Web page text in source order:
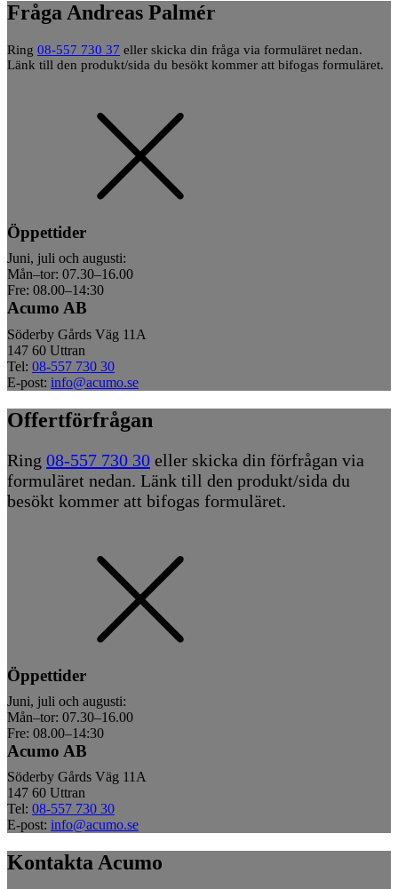
Fråga Andreas Palmér
Ring 08-557 730 37 eller skicka din fråga via formuläret nedan.
Länk till den produkt/sida du besökt kommer att bifogas formuläret.
Öppettider
Juni, juli och augusti:
Mån–tor: 07.30–16.00
Fre: 08.00–14:30
Acumo AB
Söderby Gårds Väg 11A
147 60 Uttran
Tel: 08-557 730 30
E-post: info@acumo.se
Offertförfrågan
Ring 08-557 730 30 eller skicka din förfrågan via
formuläret nedan. Länk till den produkt/sida du
besökt kommer att bifogas formuläret.
Öppettider
Juni, juli och augusti:
Mån–tor: 07.30–16.00
Fre: 08.00–14:30
Acumo AB
Söderby Gårds Väg 11A
147 60 Uttran
Tel: 08-557 730 30
E-post: info@acumo.se
Kontakta Acumo